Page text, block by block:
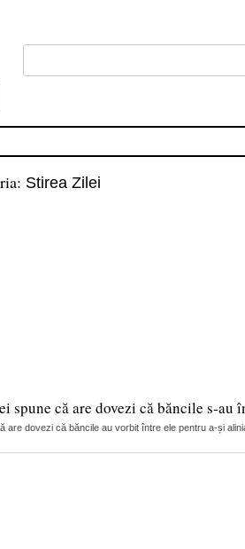
Stirea Zilei
spune că are dovezi că băncile s-au
are dovezi că băncile au vorbit între ele pentru a-și